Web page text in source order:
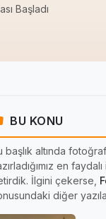
Başladı
BU KONU
başlık altında
en
İlgini çekerse,
diğer